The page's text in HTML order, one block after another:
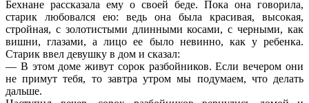
Бехнане рассказала ему о своей беде. Пока она говорила,
старик любовался ею: ведь она была красивая, высокая,
стройная, с золотистыми длинными косами, с черными, как
вишни, глазами, а лицо ее было невинно, как у ребенка.
Старик ввел девушку в дом и сказал:
— В этом доме живут сорок разбойников. Если вечером они
не примут тебя, то завтра утром мы подумаем, что делать
дальше.